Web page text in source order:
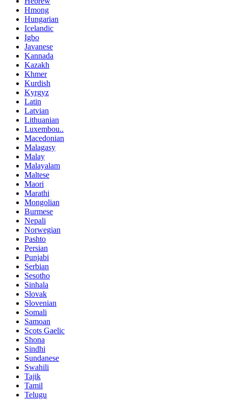
Hmong
Hungarian
Icelandic
Igbo
Javanese
Kannada
Kazakh
Khmer
Kurdish
Kyrgyz
Latin
Latvian
Lithuanian
Luxembou..
Macedonian
Malagasy
Malay
Malayalam
Maltese
Maori
Marathi
Mongolian
Burmese
Nepali
Norwegian
Pashto
Persian
Punjabi
Serbian
Sesotho
Sinhala
Slovak
Slovenian
Somali
Samoan
Scots Gaelic
Shona
Sindhi
Sundanese
Swahili
Tajik
Tamil
Telugu